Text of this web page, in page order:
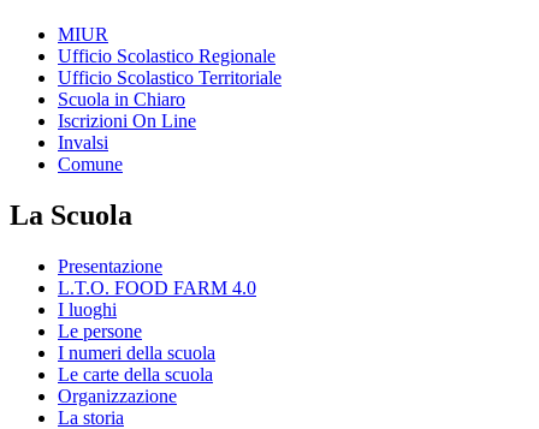
MIUR
Ufficio Scolastico Regionale
Ufficio Scolastico Territoriale
Scuola in Chiaro
Iscrizioni On Line
Invalsi
Comune
La Scuola
Presentazione
L.T.O. FOOD FARM 4.0
I luoghi
Le persone
I numeri della scuola
Le carte della scuola
Organizzazione
La storia